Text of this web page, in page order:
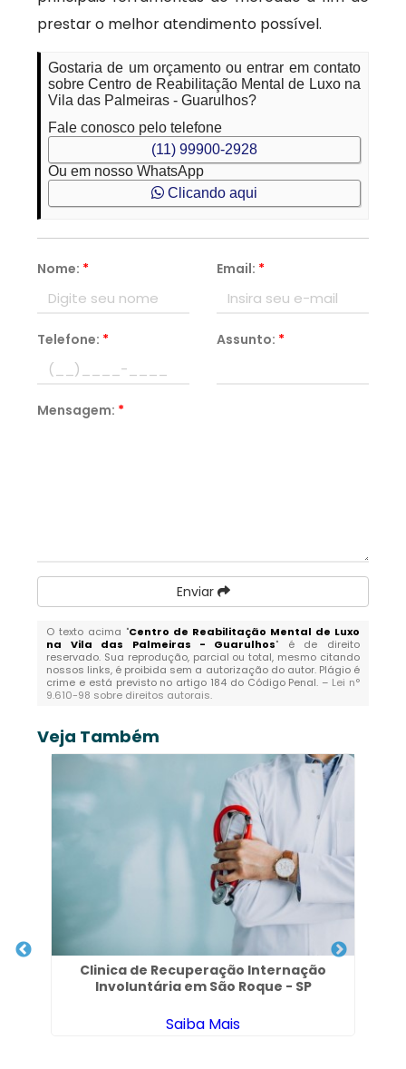
prestar o melhor atendimento possível.
Gostaria de um orçamento ou entrar em contato
sobre Centro de Reabilitação Mental de Luxo na
Vila das Palmeiras - Guarulhos?
Fale conosco pelo telefone
(11) 99900-2928
Ou em nosso WhatsApp
Clicando aqui
Nome: * Email: *
Telefone: * Assunto: *
Mensagem: *
Enviar
O texto acima "Centro de Reabilitação Mental de Luxo
na Vila das Palmeiras - Guarulhos" é de direito
reservado. Sua reprodução, parcial ou total, mesmo citando
nossos links, é proibida sem a autorização do autor. Plágio é
crime e está previsto no artigo 184 do Código Penal. – Lei n°
9.610-98 sobre direitos autorais.
Veja Também
Clinica de Recuperação Internação
Involuntária em São Roque - SP
Saiba Mais